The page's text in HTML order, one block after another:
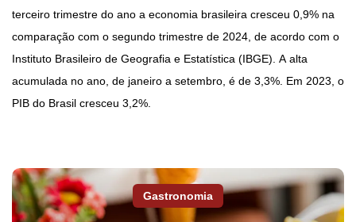
terceiro trimestre do ano a economia brasileira cresceu 0,9% na
comparação com o segundo trimestre de 2024, de acordo com o
Instituto Brasileiro de Geografia e Estatística (IBGE). A alta
acumulada no ano, de janeiro a setembro, é de 3,3%. Em 2023, o
PIB do Brasil cresceu 3,2%.
Gastronomia